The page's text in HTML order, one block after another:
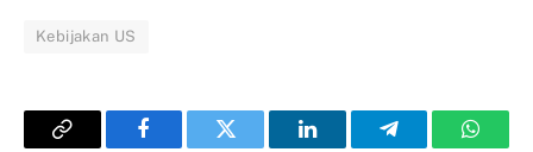
Kebijakan US
Copy FacebookTwitter LinkedInTelegram